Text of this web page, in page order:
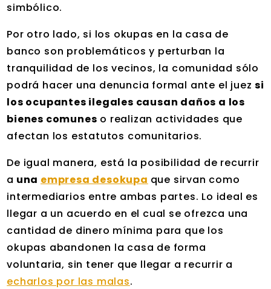
simbólico.
Por otro lado, si los okupas en la casa de
banco son problemáticos y perturban la
tranquilidad de los vecinos, la comunidad sólo
podrá hacer una denuncia formal ante el juezsi
los ocupantes ilegales causan daños a los
bienes comunes o realizan actividades que
afectan los estatutos comunitarios.
De igual manera, está la posibilidad de recurrir
a una empresa desokupa que sirvan como
intermediarios entre ambas partes. Lo ideal es
llegar a un acuerdo en el cual se ofrezca una
cantidad de dinero mínima para que los
okupas abandonen la casa de forma
voluntaria, sin tener que llegar a recurrir a
echarlos por las malas.